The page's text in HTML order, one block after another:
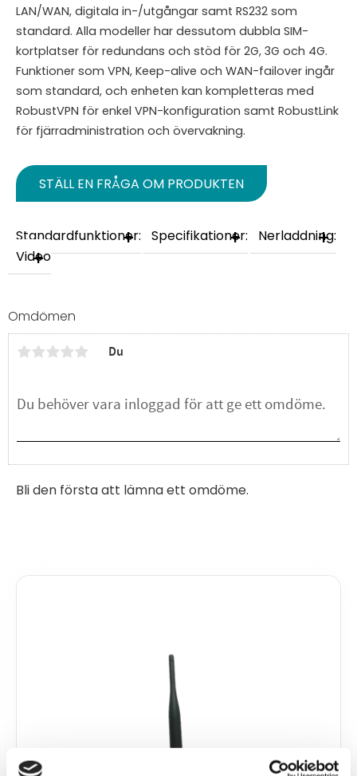
LAN/WAN, digitala in-/utgångar samt RS232 som
standard. Alla modeller har dessutom dubbla SIM-
kortplatser för redundans och stöd för 2G, 3G och 4G.
Funktioner som VPN, Keep-alive och WAN-failover ingår
som standard, och enheten kan kompletteras med
RobustVPN för enkel VPN-konfiguration samt RobustLink
för fjärradministration och övervakning.
STÄLL EN FRÅGA OM PRODUKTEN
Standardfunktioner: Specifikationer:
Nerladdning:
Video
Omdömen
Du
Bli den första att lämna ett omdöme.